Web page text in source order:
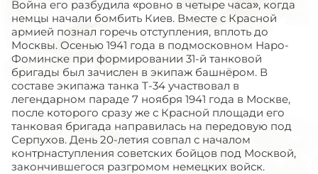
Война его разбудила «ровно в четыре часа», когда
немцы начали бомбить Киев. Вместе с Красной
армией познал горечь отступления, вплоть до
Москвы. Осенью 1941 года в подмосковном Наро-
Фоминске при формировании 31-й танковой
бригады был зачислен в экипаж башнёром. В
составе экипажа танка Т-34 участвовал в
легендарном параде 7 ноября 1941 года в Москве,
после которого сразу же с Красной площади его
танковая бригада направилась на передовую под
Серпухов. День 20-летия совпал с началом
контрнаступления советских бойцов под Москвой,
закончившегося разгромом немецких войск.